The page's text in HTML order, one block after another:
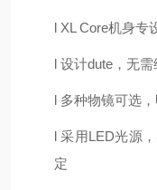
l XL Core机身专
l 设计dute，无
l 多种物镜可选
l采用LED光源
定